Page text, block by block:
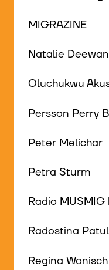
MIGRAZINE
Natalie Deewan
Oluchukwu
Persson Perry
Peter Melichar
Petra Sturm
Radio
Radostina
Regina Wonisch